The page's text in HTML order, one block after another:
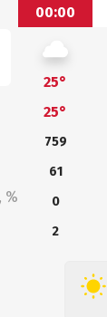
%
00:00
25°
25°
759
61
0
2